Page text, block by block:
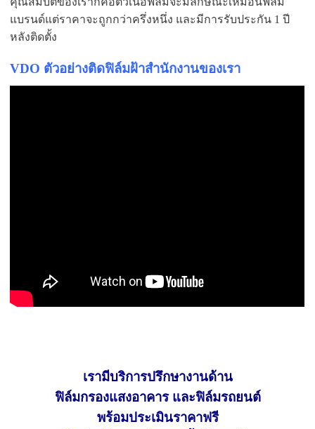
แบรนด์แต่ราคาจะถูกกว่าครึ่งหนึ่ง และมีการรับประกัน 1 ปี
หลังติดตั้ง
VDO ตัวอย่างติดฟิล์มฝ้าสำนักงานของเรา
เรามีบริการปรึกษางานด้าน
ฟิล์มกรองแสงอาคาร และฟิล์มรถยนต์
พร้อมประเมินราคาฟรี